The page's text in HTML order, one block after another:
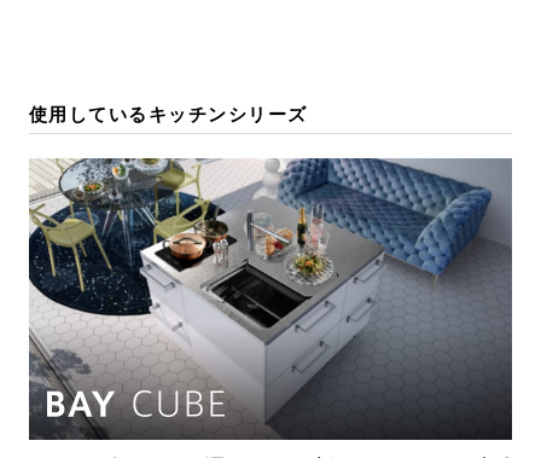
使用しているキッチンシリーズ